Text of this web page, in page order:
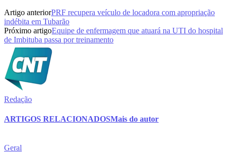
Artigo anteriorPRF recupera veículo de locadora com apropriação
indébita em Tubarão
Próximo artigoEquipe de enfermagem que atuará na UTI do hospital
de Imbituba passa por treinamento
Redação
ARTIGOS RELACIONADOSMais do autor
Geral